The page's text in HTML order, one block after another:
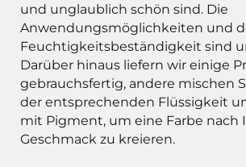
und unglaublich schön sind. Die
Anwendungsmöglichkeiten und
Feuchtigkeitsbeständigkeit sind
Darüber hinaus liefern wir einige
gebrauchsfertig, andere mischen
der entsprechenden Flüssigkeit
mit Pigment, um eine Farbe nach
Geschmack zu kreieren.